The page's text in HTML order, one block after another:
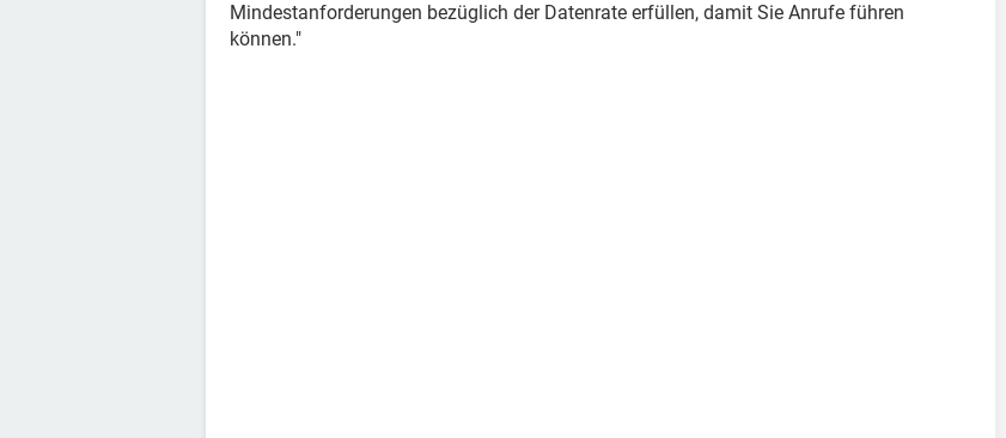
Mindestanforderungen bezüglich der Datenrate erfüllen, damit Sie Anrufe führen
können."